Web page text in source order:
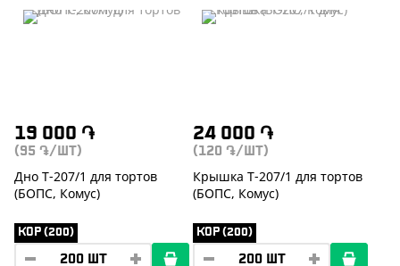
19 000 ֏
(95 ֏ /ШТ)
Дно Т-207/1 для тортов
(БОПС, Комус)
КОР (200)
24 000 ֏
(120 ֏ /ШТ)
Крышка Т-207/1 для тортов
(БОПС, Комус)
КОР (200)